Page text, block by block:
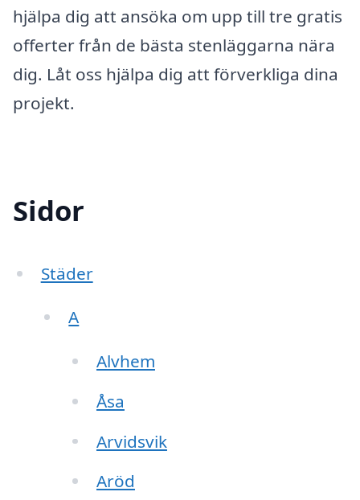
hjälpa dig att ansöka om upp till tre gratis
offerter från de bästa stenläggarna nära
dig. Låt oss hjälpa dig att förverkliga dina
projekt.
Sidor
Städer
A
Alvhem
Åsa
Arvidsvik
Aröd